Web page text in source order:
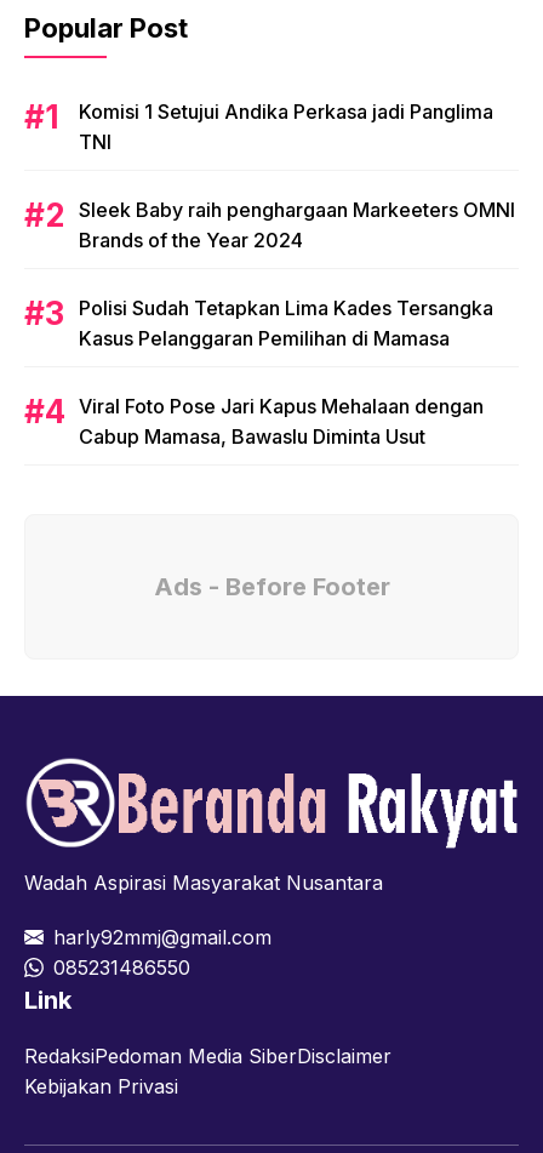
Popular Post
Komisi 1 Setujui Andika Perkasa jadi Panglima
TNI
Sleek Baby raih penghargaan Markeeters OMNI
Brands of the Year 2024
Polisi Sudah Tetapkan Lima Kades Tersangka
Kasus Pelanggaran Pemilihan di Mamasa
Viral Foto Pose Jari Kapus Mehalaan dengan
Cabup Mamasa, Bawaslu Diminta Usut
Ads - Before Footer
Wadah Aspirasi Masyarakat Nusantara
harly92mmj@gmail.com
085231486550
Link
RedaksiPedoman Media SiberDisclaimer
Kebijakan Privasi